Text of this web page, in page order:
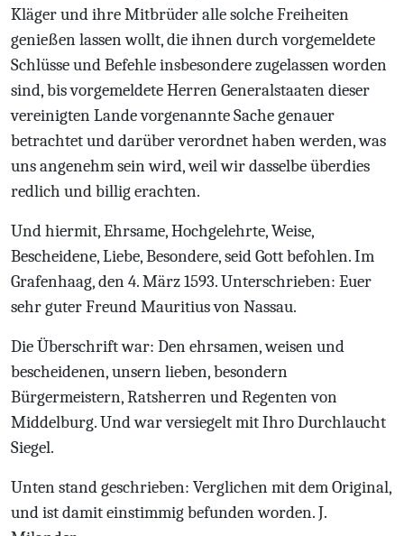
Kläger und ihre Mitbrüder alle solche Freiheiten
genießen lassen wollt, die ihnen durch vorgemeldete
Schlüsse und Befehle insbesondere zugelassen worden
sind, bis vorgemeldete Herren Generalstaaten dieser
vereinigten Lande vorgenannte Sache genauer
betrachtet und darüber verordnet haben werden, was
uns angenehm sein wird, weil wir dasselbe überdies
redlich und billig erachten.
Und hiermit, Ehrsame, Hochgelehrte, Weise,
Bescheidene, Liebe, Besondere, seid Gott befohlen. Im
Grafenhaag, den 4. März 1593. Unterschrieben: Euer
sehr guter Freund Mauritius von Nassau.
Die Überschrift war: Den ehrsamen, weisen und
bescheidenen, unsern lieben, besondern
Bürgermeistern, Ratsherren und Regenten von
Middelburg. Und war versiegelt mit Ihro Durchlaucht
Siegel.
Unten stand geschrieben: Verglichen mit dem Original,
und ist damit einstimmig befunden worden. J.